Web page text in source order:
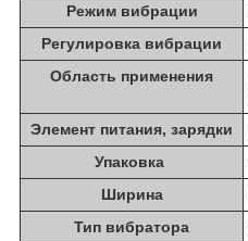
Режим вибрации
Регулировка вибрации
Область применения
Элемент питания, зарядки
Упаковка
Ширина
Тип вибратора